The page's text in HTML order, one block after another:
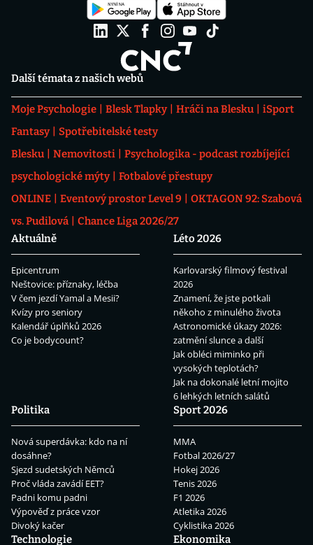
Další témata z našich webů
Moje Psychologie Blesk Tlapky Hráči na Blesku
iSport
Fantasy
Spotřebitelské testy
Blesku
Nemovitosti
Psychologika - podcast rozbíjející
psychologické mýty
Fotbalové přestupy
ONLINE
Eventový prostor Level 9
OKTAGON 92: Szabová
vs. Pudilová
Chance Liga 2026/27
Aktuálně
Epicentrum
Neštovice: příznaky, léčba
V čem jezdí Yamal a Mesii?
Kvízy pro seniory
Kalendář úplňků 2026
Co je bodycount?
Léto 2026
Karlovarský filmový festival
2026
Znamení, že jste potkali
někoho z minulého života
Astronomické úkazy 2026:
zatmění slunce a další
Jak obléci miminko při
vysokých teplotách?
Jak na dokonalé letní mojito
6 lehkých letních salátů
Politika
Nová superdávka: kdo na ní
dosáhne?
Sjezd sudetských Němců
Proč vláda zavádí EET?
Padni komu padni
Výpověď z práce vzor
Divoký kačer
Sport 2026
MMA
Fotbal 2026/27
Hokej 2026
Tenis 2026
F1 2026
Atletika 2026
Cyklistika 2026
Technologie
Ekonomika